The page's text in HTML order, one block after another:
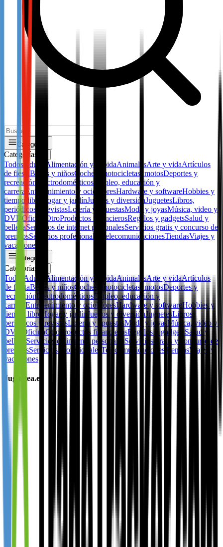
Categorías
Categorías
Todos Adulto Alimentación y bebidaAnimalesArte y vidaArtículos
de fiestaBebes y niñosCoches, motocicletas, motosDeportes y
recreación
Electrodomésticos Empleo, educación y
carrera Entretenimiento y ocio FloresHardware y softwareHobbies y
tiempo libre
Hogar y jardínJuegos y diversiónJuguetesLibros,
periódicos y revistasLotería y apuestasModa y joyasMúsica, video y
DVD Oficina OtroProductos financierosRegalos y gadgetsSalud y
bellezaServicios de internet personalesServicios gratis y concurso de
premiosServicios profesionales TelecomunicacionesTiendasViajes y
vacaciones
Categorías
Categorías
Todos Adulto Alimentación y bebidaAnimalesArte y vidaArtículos
de fiestaBebes y niñosCoches, motocicletas, motosDeportes y
recreaciónElectrodomésticosEmpleo, educación y
carrera Entretenimiento y ocioFloresHardware y softwareHobbies y
tiempo libre Hogar y jardín Juegos y diversiónJuguetesLibros,
periódicos y revistasLotería y apuestasModa y joyasMúsica, video y
DVD
OficinaOtro Productos financierosRegalos y gadgetsSalud y
belleza Servicios de internet personalesServicios gratis y concurso de
premiosServicios profesionales Telecomunicaciones TiendasViajes y
vacaciones
Juguetea.es